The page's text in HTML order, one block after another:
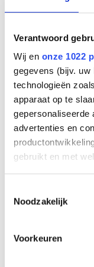
Verantwoord
Wij en onze 1022
gegevens (bijv. uw
technologieën
apparaat op te
gepersonaliseerde
advertenties en
gebruikt en met
Informatie
locatie, die
scannen op
Noodzakelijk
Voorkeuren
Guillaume Van Strydonck